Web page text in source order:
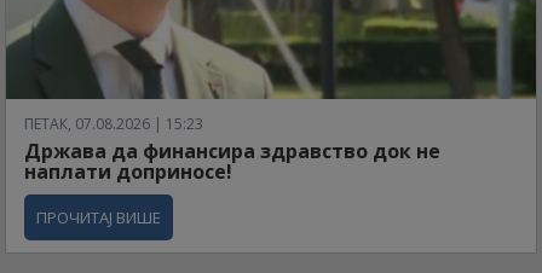
ПЕТАК, 07.08.2026 | 15:23
Држава да финансира здравство док не
наплати доприносе!
ПРОЧИТАЈ ВИШЕ